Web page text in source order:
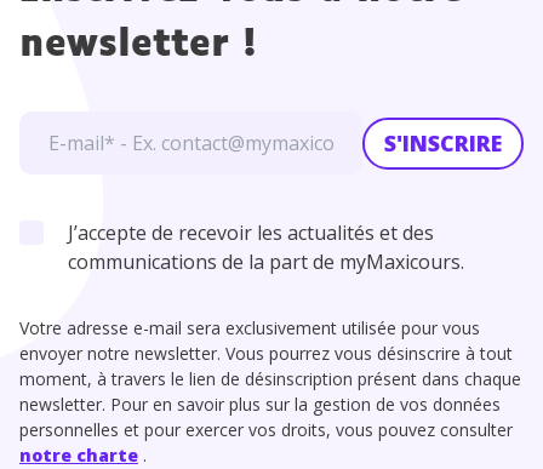
newsletter !
S'INSCRIRE
J’accepte de recevoir les actualités et des
communications de la part de myMaxicours.
Votre adresse e-mail sera exclusivement utilisée pour vous
envoyer notre newsletter. Vous pourrez vous désinscrire à tout
moment, à travers le lien de désinscription présent dans chaque
newsletter. Pour en savoir plus sur la gestion de vos données
personnelles et pour exercer vos droits, vous pouvez consulter
notre charte .